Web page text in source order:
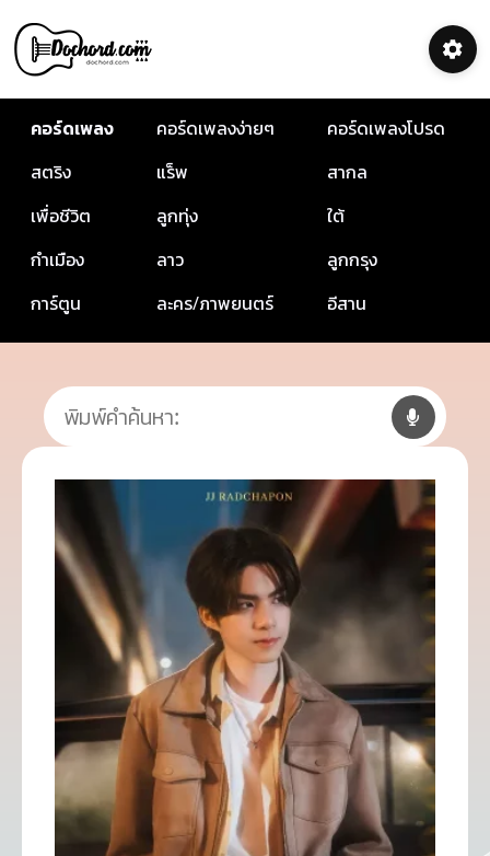
คอร์ดเพลง คอร์ดเพลงง่ายๆ
คอร์ดเพลงโปรด
สตริง
แร็พ
สากล
เพื่อชีวิต
ลูกทุ่ง
ใต้
กำเมือง
ลาว
ลูกกรุง
การ์ตูน
ละคร/ภาพยนตร์ อีสาน